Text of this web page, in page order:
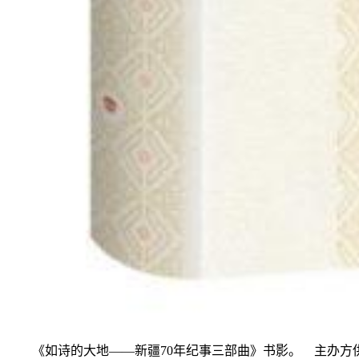
《如诗的大地——新疆70年纪事三部曲》书影。 主办方